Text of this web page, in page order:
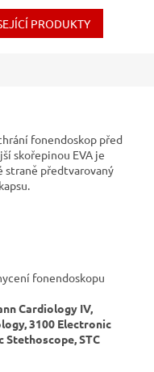
PRODUKTY
fonendoskop před
skořepinou EVA je
straně předtvarovaný
fonendoskopu
Cardiology IV,
3100 Electronic
Stethoscope, STC